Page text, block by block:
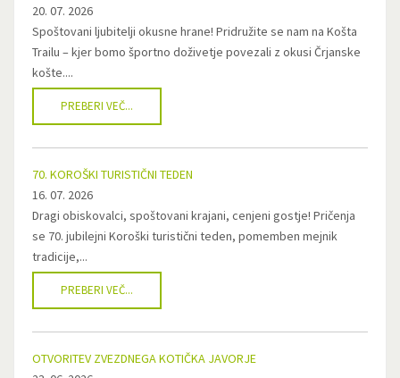
20. 07. 2026
Spoštovani ljubitelji okusne hrane! Pridružite se nam na Košta
Trailu – kjer bomo športno doživetje povezali z okusi Črjanske
košte....
PREBERI VEČ...
70. KOROŠKI TURISTIČNI TEDEN
16. 07. 2026
Dragi obiskovalci, spoštovani krajani, cenjeni gostje! Pričenja
se 70. jubilejni Koroški turistični teden, pomemben mejnik
tradicije,...
PREBERI VEČ...
OTVORITEV ZVEZDNEGA KOTIČKA JAVORJE